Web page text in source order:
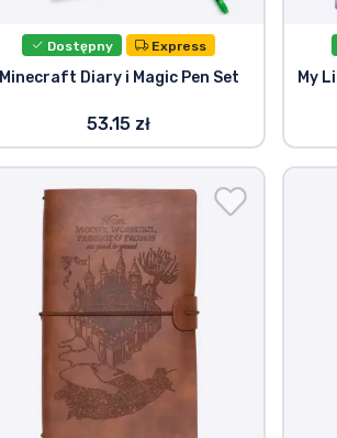
Dostępny Express
Minecraft Diary i Magic Pen Set
53.15 zł
My